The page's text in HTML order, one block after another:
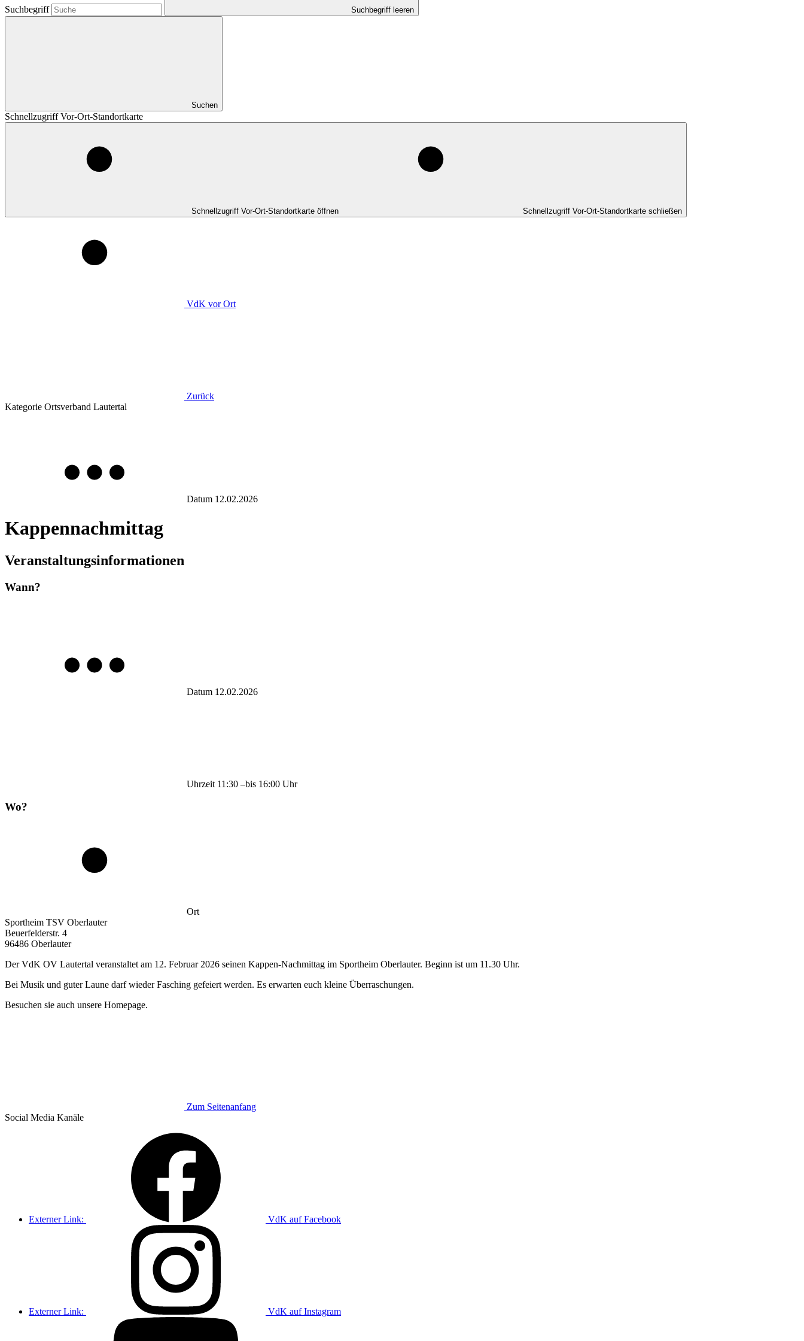
Suchbegriff Suchbegriff leeren
Suchen
Schnellzugriff Vor-Ort-Standortkarte
Schnellzugriff Vor-Ort-Standortkarte öffnen Schnellzugriff Vor-Ort-Standortkarte schließen
VdK vor Ort
Zurück
Kategorie Ortsverband Lautertal
Datum 12.02.2026
Kappennachmittag
Veranstaltungsinformationen
Wann?
Datum 12.02.2026
Uhrzeit 11:30 –bis 16:00 Uhr
Wo?
Ort
Sportheim TSV Oberlauter
Beuerfelderstr. 4
96486 Oberlauter
Der VdK OV Lautertal veranstaltet am 12. Februar 2026 seinen Kappen-Nachmittag im Sportheim Oberlauter. Beginn ist um 11.30 Uhr.
Bei Musik und guter Laune darf wieder Fasching gefeiert werden. Es erwarten euch kleine Überraschungen.
Besuchen sie auch unsere Homepage.
Zum Seitenanfang
Social Media Kanäle
Externer Link: VdK auf Facebook
Externer Link: VdK auf Instagram